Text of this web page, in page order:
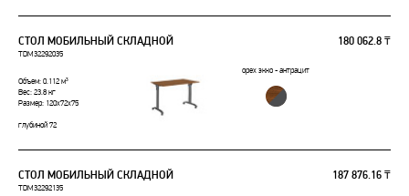
СТОЛ МОБИЛЬНЫЙ СКЛАДНОЙ 180 062.8 ₸
TDM32292035
орех экко - антрацит
Объем: 0.112 м³
Вес: 23.8 кг
Размер: 120x72x75
глубиной 72
СТОЛ МОБИЛЬНЫЙ СКЛАДНОЙ 187 876.16 ₸
TDM32292135